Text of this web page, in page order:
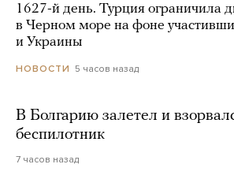
1627-й день. Турция ограничила
в Черном море на фоне
и Украины
НОВОСТИ 5 часов назад
В Болгарию залетел и
беспилотник
7 часов назад